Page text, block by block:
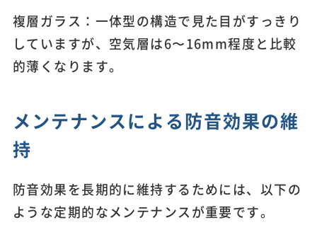
複層ガラス：一体型の構造で見た目がすっきり
していますが、空気層は6〜16mm程度と比較
的薄くなります。
メンテナンスによる防音効果の維
持
防音効果を長期的に維持するためには、以下の
ような定期的なメンテナンスが重要です。